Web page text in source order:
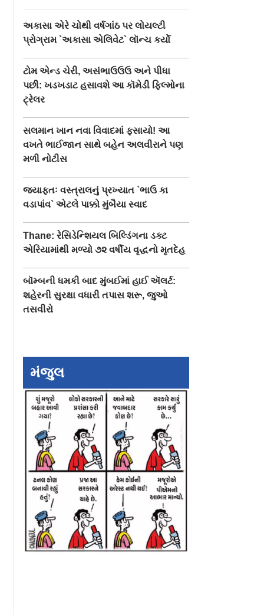
આ
નકલી
ને હવે માગી માફી!
અકાસા એરે ચોથી વર્ષગાંઠ પર લોયલ્ટી
પ્રોગ્રામ `અકાસા એલિવેટ` લૉન્ચ કર્યો
ટોમ એન્ડ ચેરી, અસંભાઉઉઉ અને પીધા
પછી: ખડખડાટ હસાવશે આ કૉમેડી ફિલ્મોના
ટ્રેલર
સલમાન ખાન નવા વિવાદમાં ફસાયો! આ
વખતે ભાઈજાન સાથે બહેન અલવીરાને પણ
મળી નોટીસ
જ્યાફતઃ વસ્ત્રાલનું પ્રખ્યાત `ભાઉ કા
વડાપાંવ` એટલે પાક્કો મુંબૈયા સ્વાદ
Thane: રેસિડેન્શિયલ બિલ્ડિંગના ડક્ટ
એરિયામાંથી મળ્યો ૭૨ વર્ષીય વૃદ્ધનો મૃતદેહ
બૉમ્બની ધમકી બાદ મુંબઈમાં હાઈ ઍલર્ટ:
શહેરની સુરક્ષા વધારી તપાસ શરૂ, જુઓ
તસવીરો
મંજુલ